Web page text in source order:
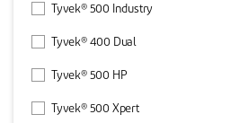
Tyvek® 500 Industry
Tyvek® 400 Dual
Tyvek® 500 HP
Tyvek® 500 Xpert